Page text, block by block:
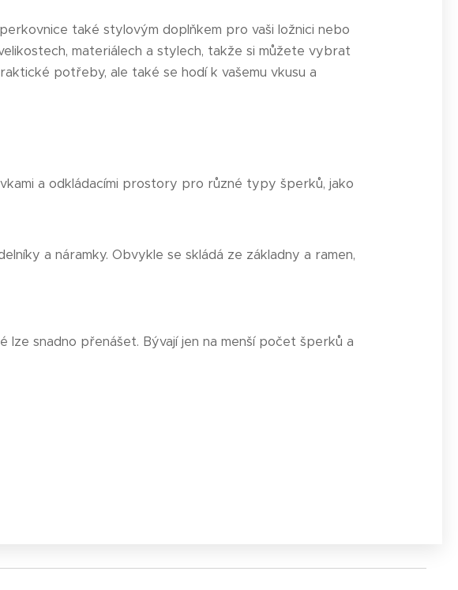
také stylovým doplňkem pro vaši ložnici nebo
materiálech a stylech, takže si můžete vybrat
potřeby, ale také se hodí k vašemu vkusu a
a odkládacími prostory pro různé typy šperků, jako
a náramky. Obvykle se skládá ze základny a ramen,
snadno přenášet. Bývají jen na menší počet šperků a